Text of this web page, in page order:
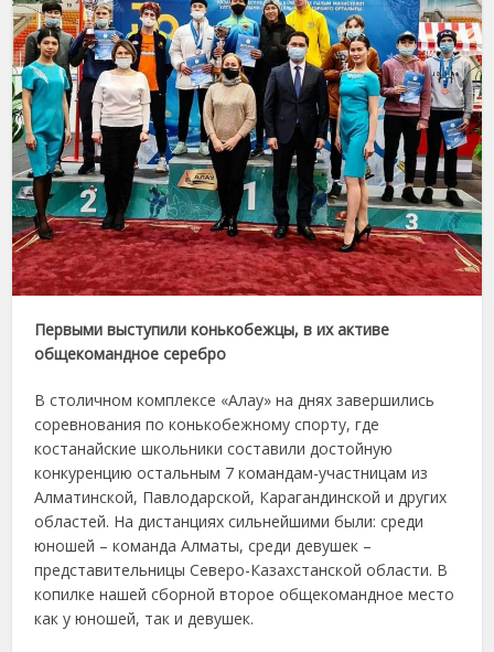
Первыми выступили конькобежцы, в их активе
общекомандное серебро
В столичном комплексе «Алау» на днях завершились
соревнования по конькобежному спорту, где
костанайские школьники составили достойную
конкуренцию остальным 7 командам-участницам из
Алматинской, Павлодарской, Карагандинской и других
областей. На дистанциях сильнейшими были: среди
юношей – команда Алматы, среди девушек –
представительницы Северо-Казахстанской области. В
копилке нашей сборной второе общекомандное место
как у юношей, так и девушек.